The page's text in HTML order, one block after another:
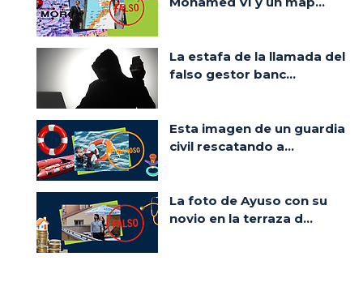
La estafa de la llamada del
falso gestor banc...
Esta imagen de un guardia
civil rescatando a...
La foto de Ayuso con su
novio en la terraza d...